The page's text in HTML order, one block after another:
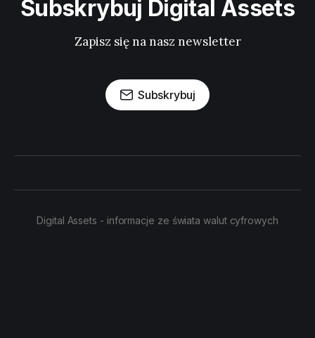
Subskrybuj Digital Assets
Zapisz się na nasz newsletter
Subskrybuj
Digital Assets - informacje ze świata walut cyfrowych